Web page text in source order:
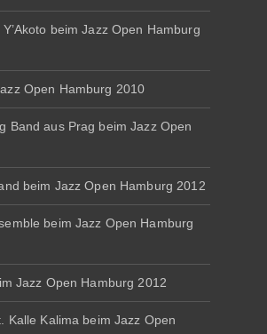
beim Jazz Open Hamburg
Open Hamburg 2010
Band aus Prag beim Jazz Open
beim Jazz Open Hamburg 2012
beim Jazz Open Hamburg
Jazz Open Hamburg 2012
Kalle Kalima beim Jazz Open